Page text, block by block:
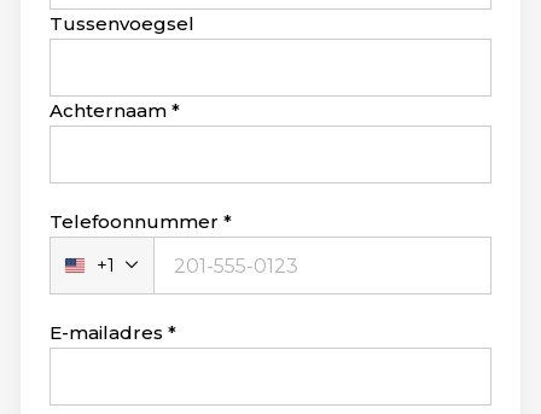
blank
Tussenvoegsel
Achternaam
Telefoonnummer
Verenigde
Staten
+1
+1
E-mailadres